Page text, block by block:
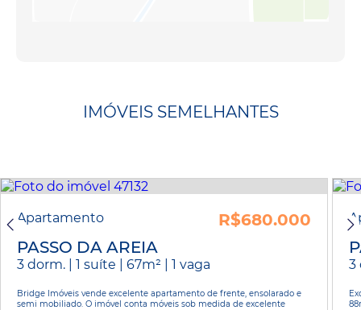
IMÓVEIS SEMELHANTES
Apartamento
R$680.000
PASSO DA AREIA
3 dorm. | 1 suíte | 67m² | 1 vaga
Bridge Imóveis vende excelente apartamento de frente, ensolarado e
semi mobiliado. O imóvel conta móveis sob medida de excelente
3